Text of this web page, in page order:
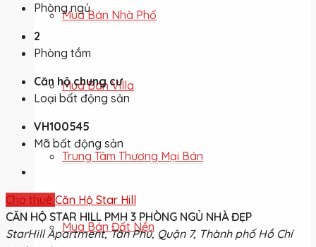
Mua Bán Nhà Phố
Mua Bán Villa
Trung Tâm Thương Mại Bán
Mua Bán Đất Nền
Phòng ngủ
2
Phòng tắm
Căn hộ chung cư
Loại bất động sản
VH100545
Mã bất động sản
Cho thuê Căn Hộ Star Hill
CĂN HỘ STAR HILL PMH 3 PHÒNG NGỦ NHÀ ĐẸP
StarHill Apartment, Tân Phú, Quận 7, Thành phố Hồ Chí